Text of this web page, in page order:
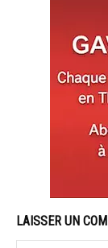
LAISSER UN